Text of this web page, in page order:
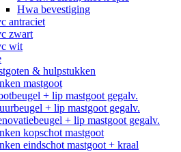
Hwa bevestiging
antraciet
zwart
wit
& hulpstukken
mastgoot
+ lip mastgoot gegalv.
+ lip mastgoot gegalv.
+ lip mastgoot gegalv.
kopschot mastgoot
eindschot mastgoot + kraal